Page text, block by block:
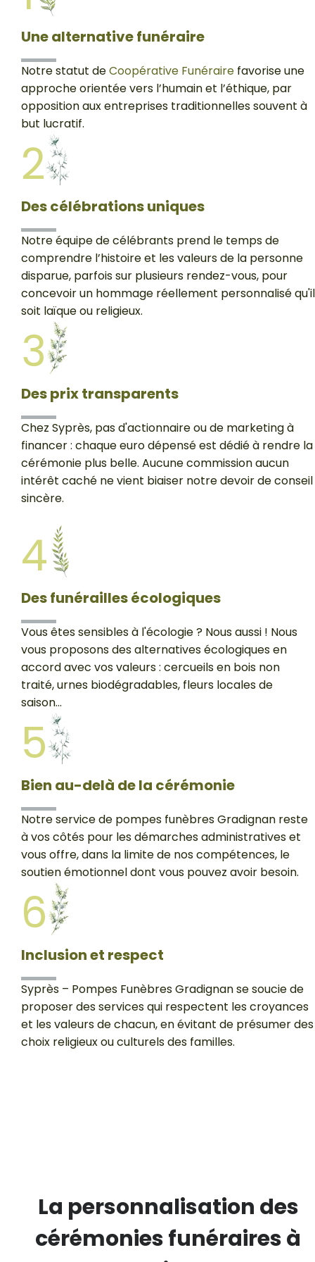
Une alternative funéraire
Notre statut deCoopérative Funéraire favorise une
approche orientée vers l’humain et l’éthique, par
opposition aux entreprises traditionnelles souvent à
but lucratif.
2
Des célébrations uniques
Notre équipe de célébrants prend le temps de
comprendre l’histoire et les valeurs de la personne
disparue, parfois sur plusieurs rendez-vous, pour
concevoir un hommage réellement personnalisé qu'il
soit laïque ou religieux.
3
Des prix transparents
Chez Syprès, pas d'actionnaire ou de marketing à
financer : chaque euro dépensé est dédié à rendre la
cérémonie plus belle. Aucune commission aucun
intérêt caché ne vient biaiser notre devoir de conseil
sincère.
4
Des funérailles écologiques
Vous êtes sensibles à l'écologie ? Nous aussi ! Nous
vous proposons des alternatives écologiques en
accord avec vos valeurs : cercueils en bois non
traité, urnes biodégradables, fleurs locales de
saison...
5
Bien au-delà de la cérémonie
Notre service de pompes funèbres Gradignan reste
à vos côtés pour les démarches administratives et
vous offre, dans la limite de nos compétences, le
soutien émotionnel dont vous pouvez avoir besoin.
6
Inclusion et respect
Syprès – Pompes Funèbres Gradignan se soucie de
proposer des services qui respectent les croyances
et les valeurs de chacun, en évitant de présumer des
choix religieux ou culturels des familles.
La personnalisation des
cérémonies funéraires à